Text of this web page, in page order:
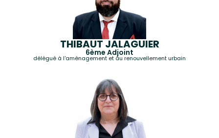
THIBAUT JALAGUIER
6ème Adjoint
délégué à l'aménagement et au renouvellement urbain